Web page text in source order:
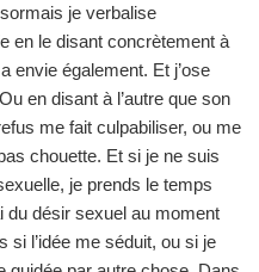
je verbalise
en le disant concrètement à
envie également. Et j’ose
en disant à l’autre que son
me fait culpabiliser, ou me
chouette. Et si je ne suis
je prends le temps
du désir sexuel au moment
si l’idée me séduit, ou si je